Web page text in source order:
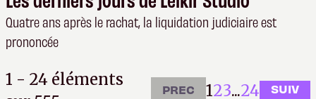
Quatre ans après le rachat, la liquidation judiciaire est
prononcée
1 - 24 éléments
PREC 123...24 SUIV